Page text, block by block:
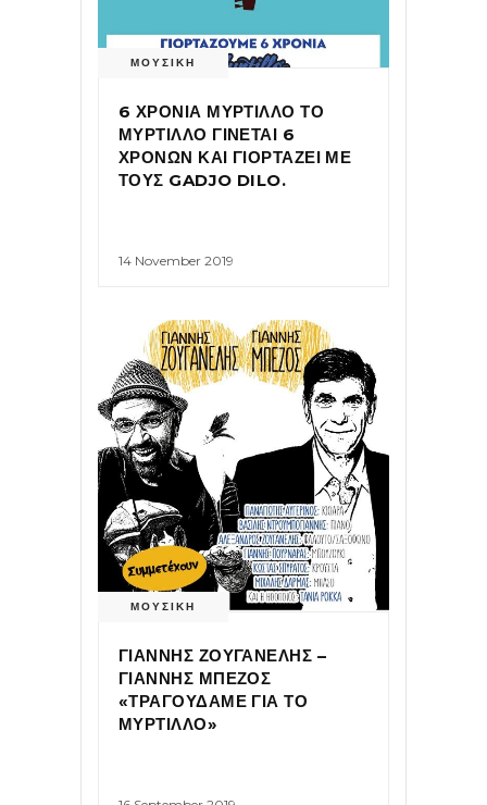
ΜΟΥΣΙΚΗ
6 ΧΡΟΝΙΑ ΜΥΡΤΙΛΛΟ ΤΟ
ΜΥΡΤΙΛΛΟ ΓΙΝΕΤΑΙ 6
ΧΡΟΝΩΝ ΚΑΙ ΓΙΟΡΤΑΖΕΙ ΜΕ
ΤΟΥΣ GADJO DILO.
14 November 2019
ΜΟΥΣΙΚΗ
ΓΙΑΝΝΗΣ ΖΟΥΓΑΝΕΛΗΣ –
ΓΙΑΝΝΗΣ ΜΠΕΖΟΣ
«ΤΡΑΓΟΥΔΑΜΕ ΓΙΑ ΤΟ
ΜΥΡΤΙΛΛΟ»